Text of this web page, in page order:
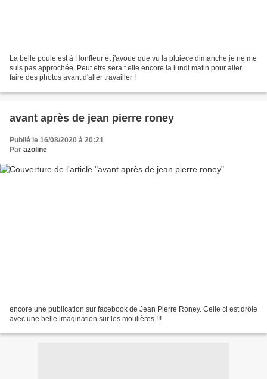
La belle poule est à Honfleur et j'avoue que vu la pluiece dimanche je ne me
suis pas approchée. Peut etre sera t elle encore la lundi matin pour aller
faire des photos avant d'aller travailler !
avant après de jean pierre roney
Publié le 16/08/2020 à 20:21
Par azoline
encore une publication sur facebook de Jean Pierre Roney. Celle ci est drôle
avec une belle imagination sur les moulières !!!